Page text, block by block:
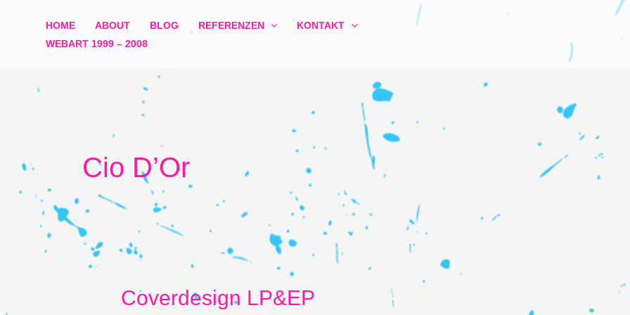
HOME ABOUT BLOG REFERENZEN
KONTAKT
WEBART 1999 – 2008​
Cio D’Or
Coverdesign LP&EP